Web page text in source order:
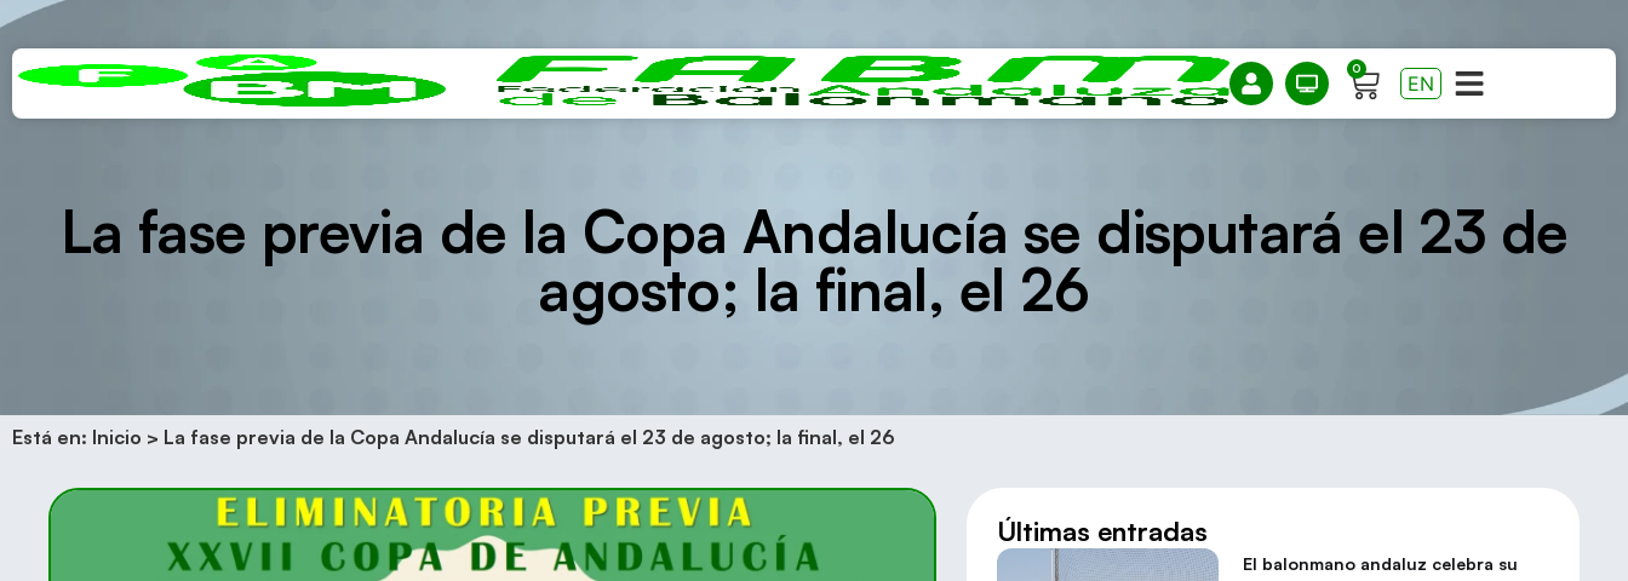
Está en: Inicio > La fase previa de la Copa Andalucía se disputará el 23 de agosto; la final, el 26
0
EN
La fase previa de la Copa Andalucía se disputará el 23 de
agosto; la final, el 26
Últimas entradas
El balonmano andaluz celebra su